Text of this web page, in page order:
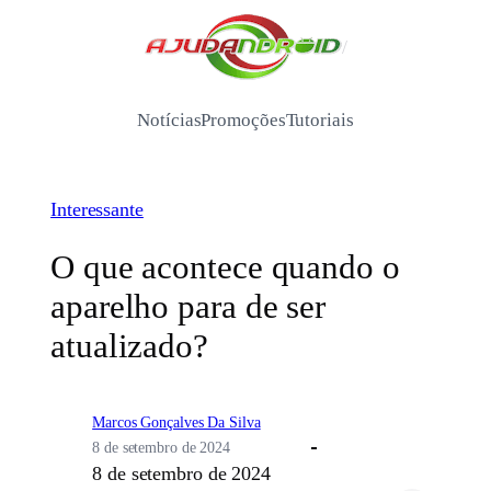
/
NotíciasPromoçõesTutoriais
Interessante
O que acontece quando o
aparelho para de ser
atualizado?
Marcos Gonçalves Da Silva
8 de setembro de 2024
8 de setembro de 2024